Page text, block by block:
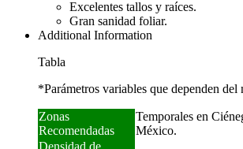
Excelentes tallos y raíces.
Gran sanidad foliar.
Additional Information
Tabla
*Parámetros variables que dependen
Zonas
Recomendadas
Temporales en
México.
Densidad de